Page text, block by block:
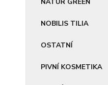
NOBILIS TILIA
OSTATNÍ
PIVNÍ KOSMETIKA